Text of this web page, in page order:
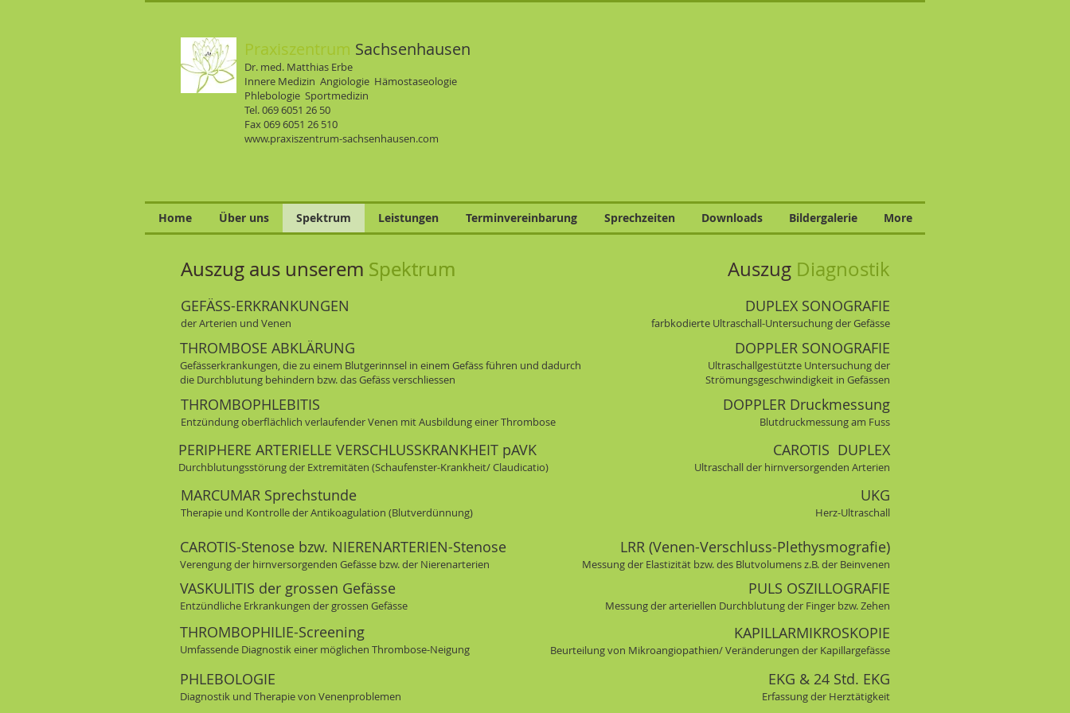
Praxiszentrum Sachsenhausen
Dr. med. Matthias Erbe
Innere Medizin Angiologie Hämostaseologie
Phlebologie Sportmedizin
Tel. 069 6051 26 50
Fax 069 6051 26 510
www.praxiszentrum-sachsenhausen.com
Home Über uns Spektrum Leistungen Terminvereinbarung Sprechzeiten Downloads Bildergalerie More
Auszug aus unserem Spektrum
Auszug aus unserem Spektrum Auszug Diagnostik
GEFÄSS-ERKRANKUNGEN
der Arterien und Venen
DUPLEX SONOGRAFIE
farbkodierte Ultraschall-Untersuchung der Gefässe
DOPPLER SONOGRAFIE
Ultraschallgestützte Untersuchung der
Strömungsgeschwindigkeit in Gefässen
THROMBOSE ABKLÄRUNG
Gefässerkrankungen, die zu einem Blutgerinnsel in einem Gefäss führen und dadurch
die Durchblutung behindern bzw. das Gefäss verschliessen
DOPPLER Druckmessung
Blutdruckmessung am Fuss
THROMBOPHLEBITIS
Entzündung oberflächlich verlaufender Venen mit Ausbildung einer Thrombose
PERIPHERE ARTERIELLE VERSCHLUSSKRANKHEIT pAVK
Durchblutungsstörung der Extremitäten (Schaufenster-Krankheit/ Claudicatio)
MARCUMAR Sprechstunde
Therapie und Kontrolle der Antikoagulation (Blutverdünnung)
CAROTIS DUPLEX
Ultraschall der hirnversorgenden Arterien
UKG
Herz-Ultraschall
CAROTIS-Stenose bzw. NIERENARTERIEN-Stenose
Verengung der hirnversorgenden Gefässe bzw. der Nierenarterien
LRR (Venen-Verschluss-Plethysmografie)
Messung der Elastizität bzw. des Blutvolumens z.B. der Beinvenen
PULS OSZILLOGRAFIE
Messung der arteriellen Durchblutung der Finger bzw. Zehen
VASKULITIS der grossen Gefässe
Entzündliche Erkrankungen der grossen Gefässe
THROMBOPHILIE-Screening
Umfassende Diagnostik einer möglichen Thrombose-Neigung
KAPILLARMIKROSKOPIE
Beurteilung von Mikroangiopathien/ Veränderungen der Kapillargefässe
EKG & 24 Std. EKG
Erfassung der Herztätigkeit
PHLEBOLOGIE
Diagnostik und Therapie von Venenproblemen